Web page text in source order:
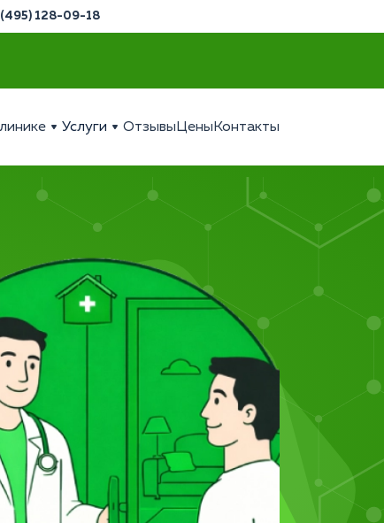
(495) 128-09-18
Услуги Отзывы Цены Контакты